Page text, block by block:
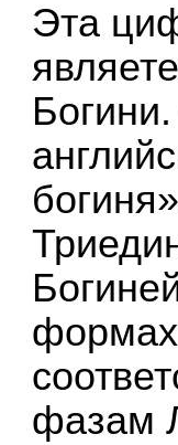
Эта
формах
фазам